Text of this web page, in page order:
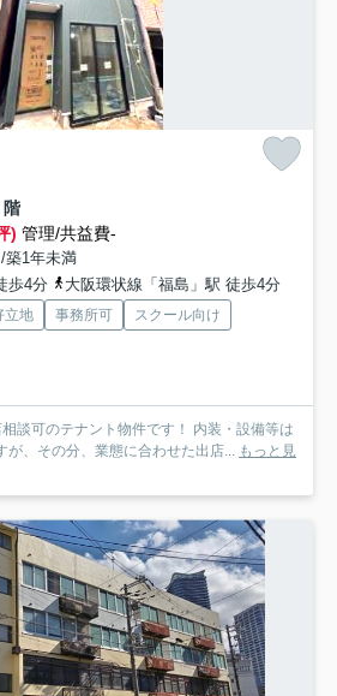
階
) 管理/共益費-
築1年未満
歩4分
大阪環状線「福島」駅 徒歩4分
立地 事務所可
スクール向け
談可のテナント物件です！ 内装・設備等は
が、その分、業態に合わせた出店... もっと見